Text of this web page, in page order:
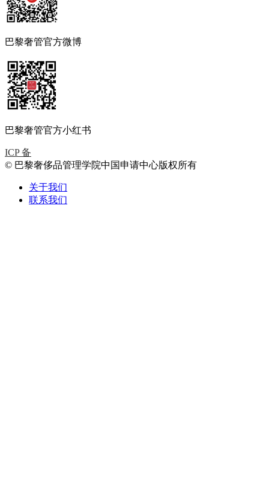
巴黎奢管官方微博
巴黎奢管官方小红书
ICP 备
© 巴黎奢侈品管理学院中国申请中心版权所有
关于我们
联系我们